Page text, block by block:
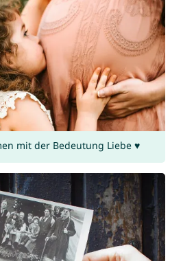
mit der Bedeutung Liebe ♥